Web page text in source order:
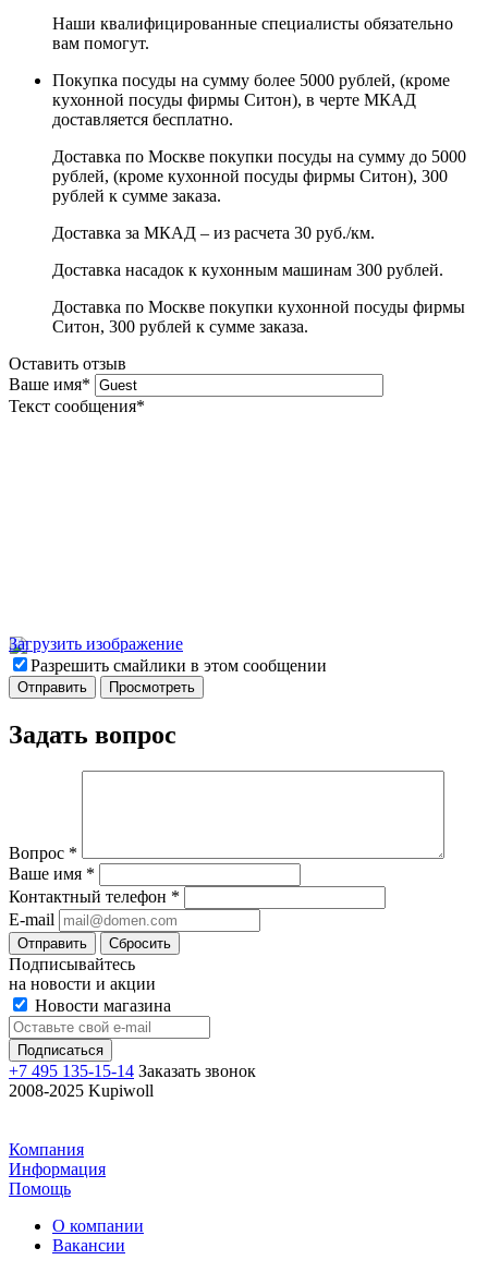
Наши квалифицированные специалисты обязательно
вам помогут.
Покупка посуды на сумму более 5000 рублей, (кроме
кухонной посуды фирмы Ситон), в черте МКАД
доставляется бесплатно.
Доставка по Москве покупки посуды на сумму до 5000
рублей, (кроме кухонной посуды фирмы Ситон), 300
рублей к сумме заказа.
Доставка за МКАД – из расчета 30 руб./км.
Доставка насадок к кухонным машинам 300 рублей.
Доставка по Москве покупки кухонной посуды фирмы
Ситон, 300 рублей к сумме заказа.
Оставить отзыв
Ваше имя*
Текст сообщения*
Загрузить изображение
Разрешить смайлики в этом сообщении
Задать вопрос
Вопрос *
Ваше имя *
Контактный телефон *
E-mail
Отправить Сбросить
Подписывайтесь
на новости и акции
Новости магазина
+7 495 135-15-14 Заказать звонок
2008-2025 Kupiwoll
Компания
Информация
Помощь
О компании
Вакансии